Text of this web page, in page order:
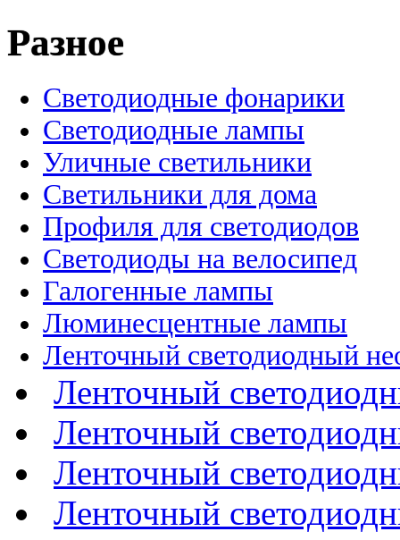
Разное
Светодиодные фонарики
Светодиодные лампы
Уличные светильники
Светильники для дома
Профиля для светодиодов
Светодиоды на велосипед
Галогенные лампы
Люминесцентные лампы
Ленточный светодиодный
Ленточный
Ленточный
Ленточный
Ленточный